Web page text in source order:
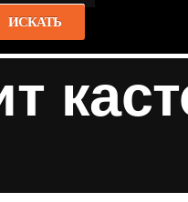
ИСКАТЬ